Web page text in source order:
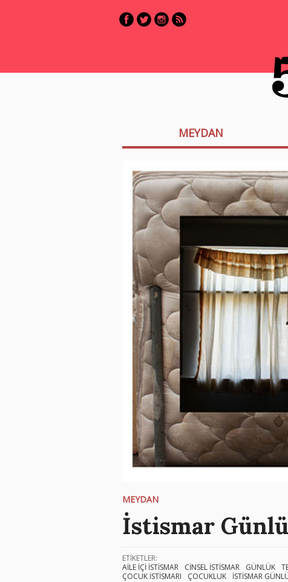
MEYDAN
MEYDAN
İstismar
ETİKETLER:
AİLE İÇİ İSTİSMAR
CİNSEL İSTİSMAR GÜNLÜK
ÇOCUK İSTİSMARI
ÇOCUKLUK İSTİSMAR